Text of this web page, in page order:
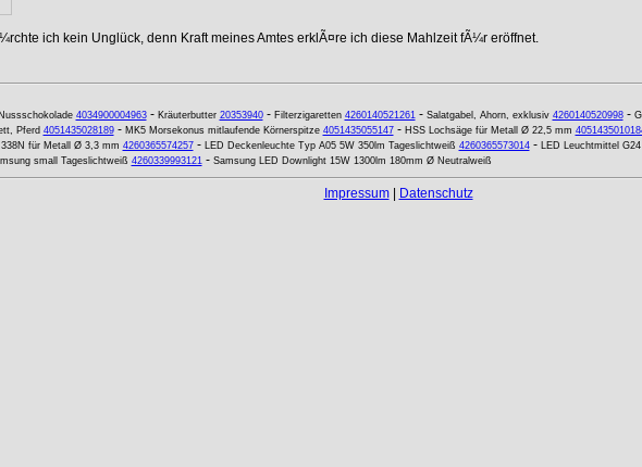
ich kein Unglück, denn Kraft meines Amtes erklÃ¤re ich diese Mahlzeit fÃ¼r eröffnet.
Nussschokolade 4034900004963- Kräuterbutter 20353940- Filterzigaretten 4260140521261- Salatgabel, Ahorn, exklusiv 4260140520998-
Pferd 4051435028189- MK5 Morsekonus mitlaufende Körnerspitze 4051435055147- HSS Lochsäge für Metall Ø 22,5 mm
für Metall Ø 3,3 mm 4260365574257- LED Deckenleuchte Typ A05 5W 350lm Tageslichtweiß 4260365573014- LED Leuchtmittel
small Tageslichtweiß 4260339993121- Samsung LED Downlight 15W 1300lm 180mm Ø Neutralweiß
Impressum| Datenschutz